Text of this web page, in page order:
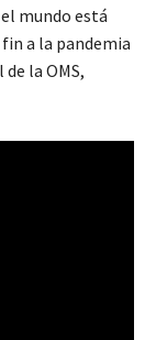
mundo está
a la pandemia
la OMS,